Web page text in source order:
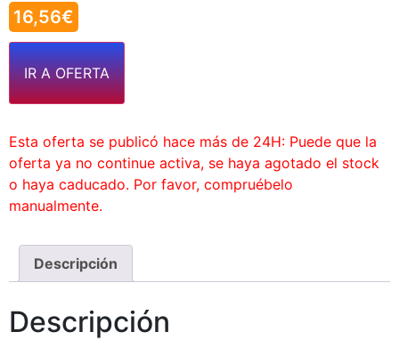
16,56€
IR A OFERTA
Esta oferta se publicó hace más de 24H: Puede que la
oferta ya no continue activa, se haya agotado el stock
o haya caducado. Por favor, compruébelo
manualmente.
Descripción
Descripción